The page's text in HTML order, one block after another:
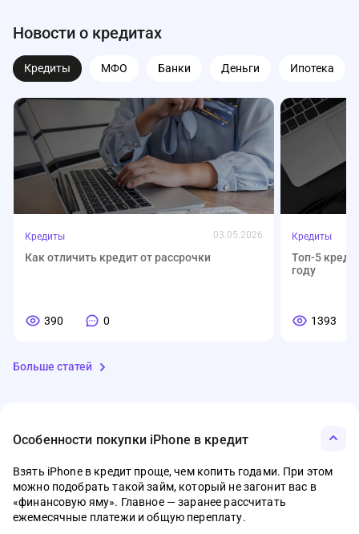
Новости о кредитах
Кредиты МФО Банки Деньги Ипотека
Кредиты 03.05.2026
Как отличить кредит от рассрочки
390 0
Кредиты
Топ-5
году
1393
01.08.2026
Семейная ипотека, облигации,
07.05.2026
Что такое электронный кошелёк WB и
03.04.2026
Материнский капитал в 2026 году: сумма,
12.01.2026
Ипотека без стресса: полный список
Кредитные карты 01.03.2026
Топ-5 кредитных карт с длинным льготным
07.04.2026
С какой суммы нужно платить налог на
Больше статей
Особенности покупки iPhone в кредит
Взять iPhone в кредит проще, чем копить годами. При этом
можно подобрать такой займ, который не загонит вас в
«финансовую яму». Главное — заранее рассчитать
ежемесячные платежи и общую переплату.